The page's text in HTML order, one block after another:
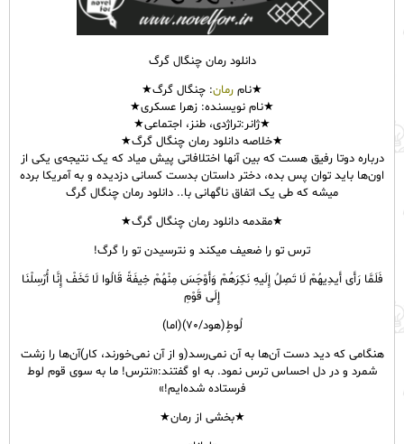
دانلود رمان چنگال گرگ
★نام رمان: چنگال گرگ★
★نام نویسنده: زهرا عسکری★
★ژانر:تراژدی، طنز، اجتماعی★
★خلاصه دانلود رمان چنگال گرگ★
درباره دوتا رفیق هست که بین آنها اختلافاتی پیش میاد که یک نتیجه‌ی یکی از
اون‌ها باید توان پس بده، دختر داستان بدست کسانی دزدیده و به آمریکا برده
میشه که طی یک اتفاق ناگهانی با.. دانلود رمان چنگال گرگ
★مقدمه دانلود رمان چنگال گرگ★
ترس تو را ضعیف میکند و نترسیدن تو را گرگ!
فَلَمَّا رَأَى أَیدِیهُمْ لَا تَصِلُ إِلَیهِ نَکِرَهُمْ وَأَوْجَسَ مِنْهُمْ خِیفَةً قَالُوا لَا تَخَفْ إِنَّا أُرْسِلْنَا
إِلَى قَوْمِ
لُوطٍ(هود/۷۰)(اما)
هنگامی که دید دست آن‌ها به آن نمی‌رسد(و از آن نمی‌خورند، کار)آن‌ها را زشت
شمرد و در دل احساس ترس نمود. به او گفتند:«نترس! ما به سوی قوم لوط
فرستاده شده‌ایم!»
★بخشی از رمان★